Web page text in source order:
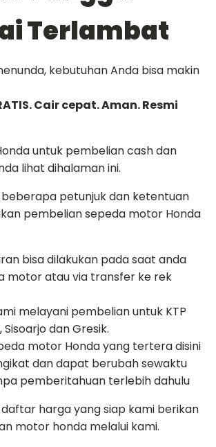
Terlambat
kebutuhan Anda bisa makin
Cair cepat. Aman. Resmi
untuk pembelian cash dan
lihat dihalaman ini.
petunjuk dan ketentuan
pembelian sepeda motor Honda
bisa dilakukan pada saat anda
motor atau via transfer ke rek
melayani pembelian untuk KTP
Sisoarjo dan Gresik.
motor Honda yang tertera disini
dan dapat berubah sewaktu
pemberitahuan terlebih dahulu
harga yang siap kami berikan
motor honda melalui kami.